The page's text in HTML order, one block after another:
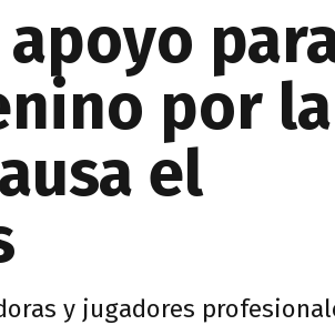
apoyo
por
el
y jugadores